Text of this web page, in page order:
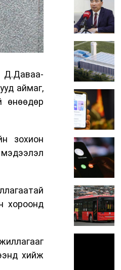
Д.Даваа-
аймаг,
өнөөдөр
зохион
хороонд
хийж